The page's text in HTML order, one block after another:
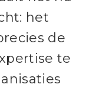
het
de
te